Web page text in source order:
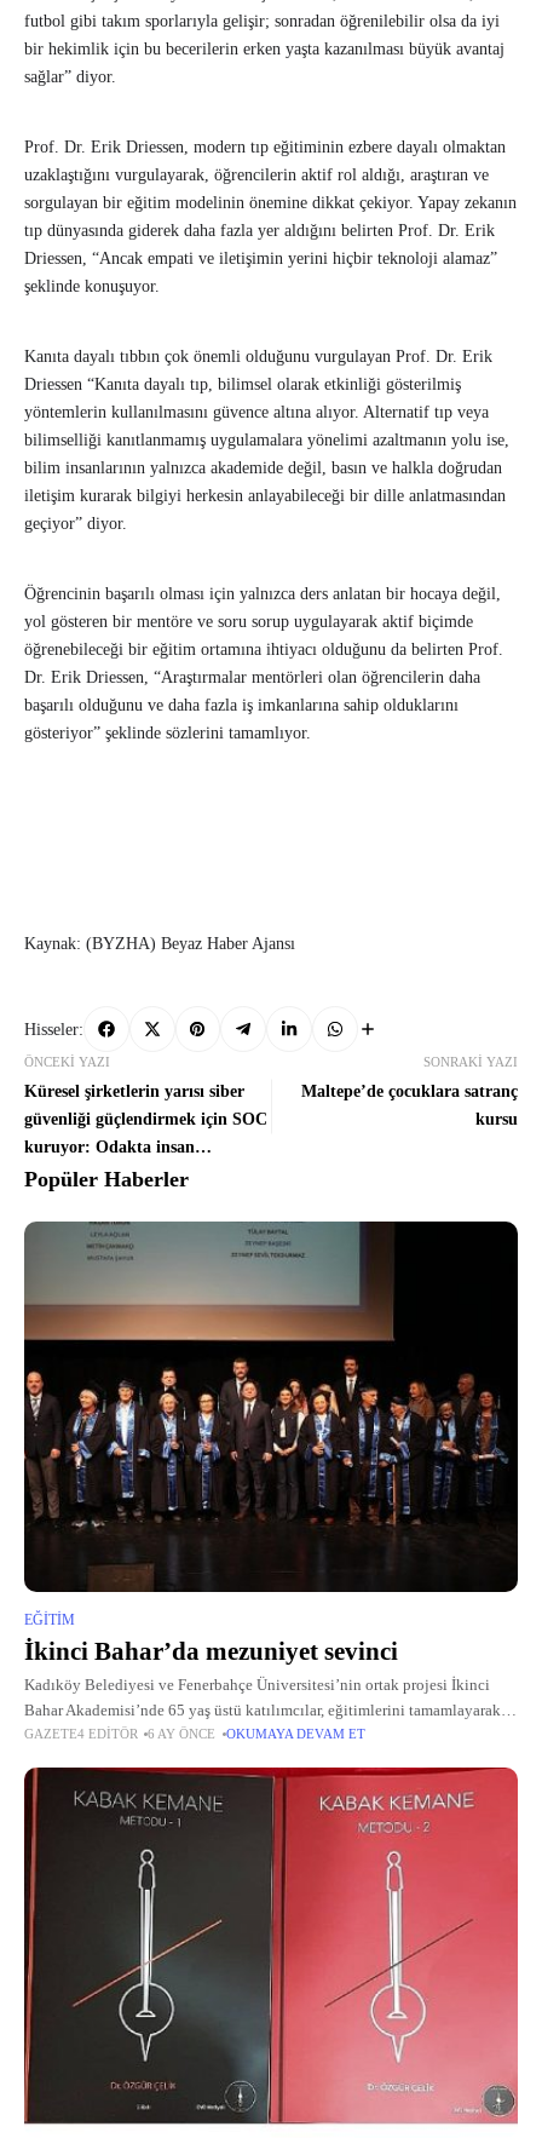
futbol gibi takım sporlarıyla gelişir; sonradan öğrenilebilir olsa da iyi
bir hekimlik için bu becerilerin erken yaşta kazanılması büyük avantaj
sağlar” diyor.
Prof. Dr. Erik Driessen, modern tıp eğitiminin ezbere dayalı olmaktan
uzaklaştığını vurgulayarak, öğrencilerin aktif rol aldığı, araştıran ve
sorgulayan bir eğitim modelinin önemine dikkat çekiyor. Yapay zekanın
tıp dünyasında giderek daha fazla yer aldığını belirten Prof. Dr. Erik
Driessen, “Ancak empati ve iletişimin yerini hiçbir teknoloji alamaz”
şeklinde konuşuyor.
Kanıta dayalı tıbbın çok önemli olduğunu vurgulayan Prof. Dr. Erik
Driessen “Kanıta dayalı tıp, bilimsel olarak etkinliği gösterilmiş
yöntemlerin kullanılmasını güvence altına alıyor. Alternatif tıp veya
bilimselliği kanıtlanmamış uygulamalara yönelimi azaltmanın yolu ise,
bilim insanlarının yalnızca akademide değil, basın ve halkla doğrudan
iletişim kurarak bilgiyi herkesin anlayabileceği bir dille anlatmasından
geçiyor” diyor.
Öğrencinin başarılı olması için yalnızca ders anlatan bir hocaya değil,
yol gösteren bir mentöre ve soru sorup uygulayarak aktif biçimde
öğrenebileceği bir eğitim ortamına ihtiyacı olduğunu da belirten Prof.
Dr. Erik Driessen, “Araştırmalar mentörleri olan öğrencilerin daha
başarılı olduğunu ve daha fazla iş imkanlarına sahip olduklarını
gösteriyor” şeklinde sözlerini tamamlıyor.
Kaynak: (BYZHA) Beyaz Haber Ajansı
Hisseler:
ÖNCEKI YAZI
Küresel şirketlerin yarısı siber
güvenliği güçlendirmek için SOC
kuruyor: Odakta insan
uzmanlığı var
SONRAKI YAZI
Maltepe’de çocuklara satranç
kursu
Popüler Haberler
EĞITIM
İkinci Bahar’da mezuniyet sevinci
Kadıköy Belediyesi ve Fenerbahçe Üniversitesi’nin ortak projesi İkinci
Bahar Akademisi’nde 65 yaş üstü katılımcılar, eğitimlerini tamamlayarak
mezuniyet coşkusunu keplerini havaya atarak yaşadı.
GAZETE4 EDITÖR 6 AY ÖNCE OKUMAYA DEVAM ET